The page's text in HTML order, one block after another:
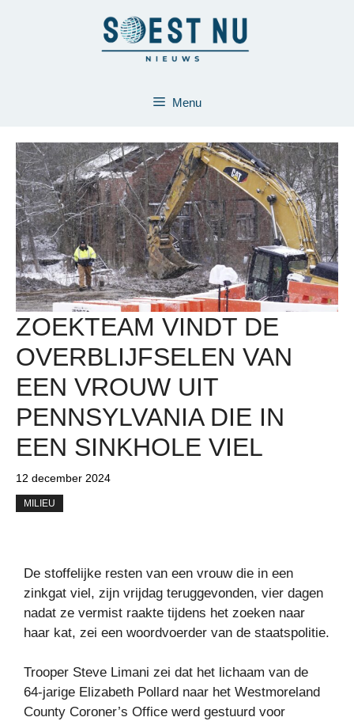
Menu
ZOEKTEAM VINDT DE
OVERBLIJFSELEN VAN
EEN VROUW UIT
PENNSYLVANIA DIE IN
EEN SINKHOLE VIEL
12 december 2024
MILIEU
De stoffelijke resten van een vrouw die in een
zinkgat viel, zijn vrijdag teruggevonden, vier dagen
nadat ze vermist raakte tijdens het zoeken naar
haar kat, zei een woordvoerder van de staatspolitie.
Trooper Steve Limani zei dat het lichaam van de
64-jarige Elizabeth Pollard naar het Westmoreland
County Coroner’s Office werd gestuurd voor